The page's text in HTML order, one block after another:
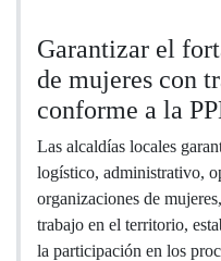
Garantizar el
de mujeres con
conforme a la
Las alcaldías locales
logístico, administrativo,
organizaciones de
trabajo en el territorio,
la participación en los